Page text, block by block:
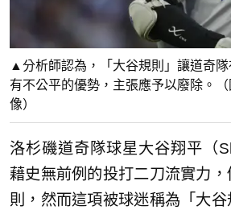
▲分析師認為，「大谷規則」讓道奇
有不公平的優勢，主張應予以廢除。
像）
洛杉磯道奇隊球星大谷翔平（
藉史無前例的投打二刀流實力
則，然而這項被球迷稱為「大